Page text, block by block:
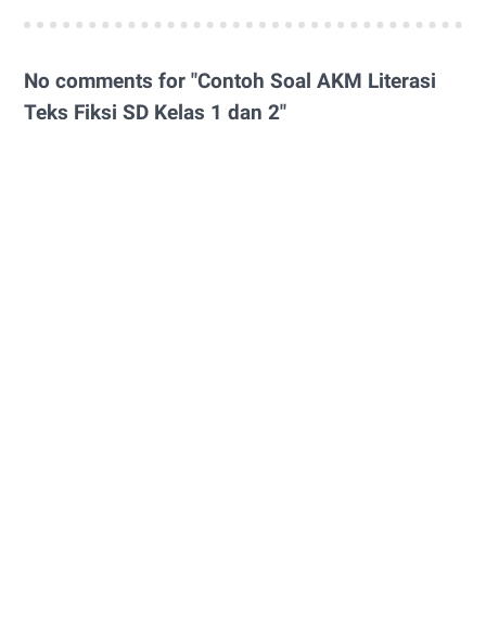
No comments for "Contoh Soal AKM Literasi
Teks Fiksi SD Kelas 1 dan 2"